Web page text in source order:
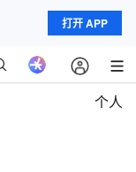
打开 APP
个人